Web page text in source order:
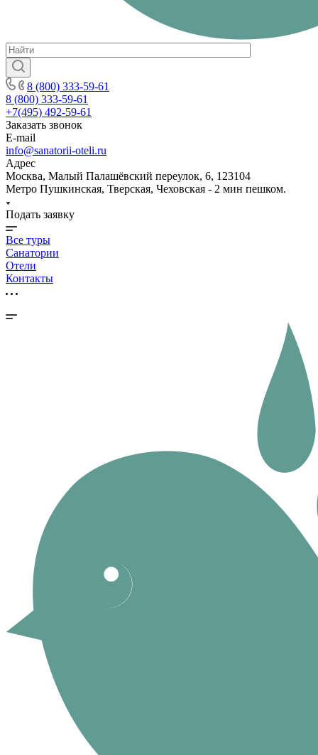
8 (800) 333-59-61
8 (800) 333-59-61
+7(495) 492-59-61
Заказать звонок
E-mail
info@sanatorii-oteli.ru
Адрес
Москва, Малый Палашёвский переулок, 6, 123104
Метро Пушкинская, Тверская, Чеховская - 2 мин пешком.
Подать заявку
Все туры
Санатории
Отели
Контакты